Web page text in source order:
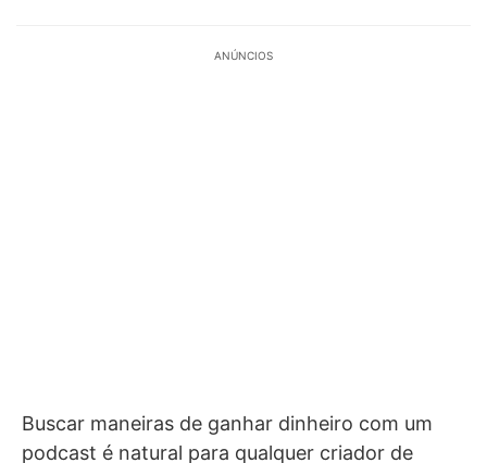
ANÚNCIOS
Buscar maneiras de ganhar dinheiro com um
podcast é natural para qualquer criador de